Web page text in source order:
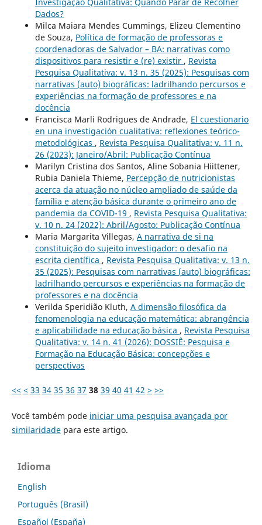
Dados?
Milca Maiara Mendes Cummings, Elizeu Clementino
de Souza, Política de formação de professoras e
coordenadoras de Salvador – BA: narrativas como
dispositivos para resistir e (re) existir , Revista
Pesquisa Qualitativa: v. 13 n. 35 (2025): Pesquisas com
narrativas (auto) biográficas: ladrilhando percursos e
experiências na formação de professores e na
docência
Francisca Marli Rodrigues de Andrade, El cuestionario
en una investigación cualitativa: reflexiones teórico-
metodológicas , Revista Pesquisa Qualitativa: v. 11 n.
26 (2023): Janeiro/Abril: Publicação Contínua
Marilyn Cristina dos Santos, Aline Sobania Hiittener,
Rubia Daniela Thieme, Percepção de nutricionistas
acerca da atuação no núcleo ampliado de saúde da
família e atenção básica durante o primeiro ano de
pandemia da COVID-19 , Revista Pesquisa Qualitativa:
v. 10 n. 24 (2022): Abril/Agosto: Publicação Contínua
Maria Margarita Villegas, A narrativa de si na
constituição do sujeito investigador: o desafio na
escrita científica , Revista Pesquisa Qualitativa: v. 13 n.
35 (2025): Pesquisas com narrativas (auto) biográficas:
ladrilhando percursos e experiências na formação de
professores e na docência
Verilda Speridião Kluth, A dimensão filosófica da
fenomenologia na educação matemática: abrangência
e aplicabilidade na educação básica , Revista Pesquisa
Qualitativa: v. 14 n. 41 (2026): DOSSIÊ: Pesquisa e
Formação na Educação Básica: concepções e
perspectivas
<< < 33 34 35 36 37 38 39 40 41 42 > >>
Você também pode iniciar uma pesquisa avançada por
similaridadepara este artigo.
Idioma
English
Português (Brasil)
Español (España)